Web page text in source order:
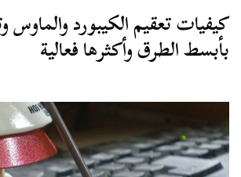
كيفيات تعقيم الكيبورد والماوس
بأبسط الطرق وأكثرها فعالية